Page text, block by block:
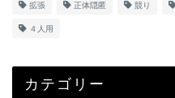
拡張 正体隠匿 競り
４人用
カテゴリー